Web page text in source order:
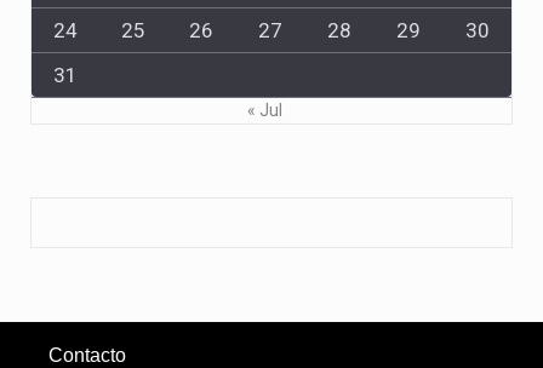
24
25 26 27 28 29
30
31
« Jul
Contacto